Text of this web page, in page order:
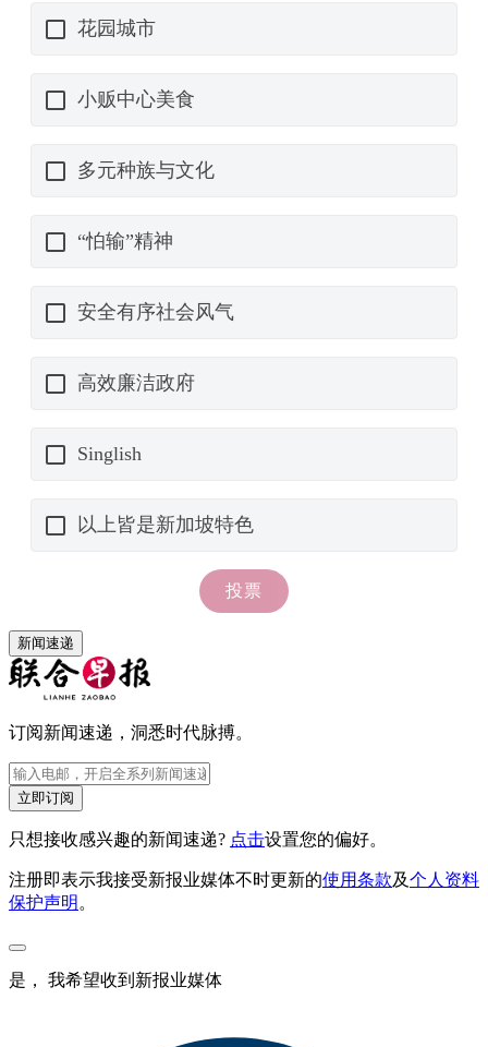
新闻速递
订阅新闻速递，洞悉时代脉搏。
立即订阅
只想接收感兴趣的新闻速递? 点击设置您的偏好。
注册即表示我接受新报业媒体不时更新的使用条款及个人资料
保护声明。
是， 我希望收到新报业媒体